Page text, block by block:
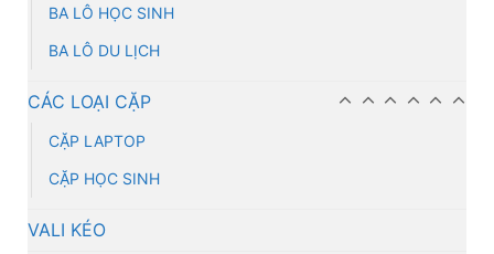
BA LÔ HỌC SINH
BA LÔ DU LỊCH
CÁC LOẠI CẶP
CẶP LAPTOP
CẶP HỌC SINH
VALI KÉO